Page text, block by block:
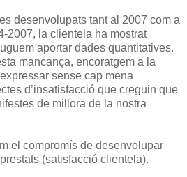
desenvolupats tant al 2007 com a
2007, la clientela ha mostrat
aportar dades quantitatives.
mancança, encoratgem a la
sense cap mena
d’insatisfacció que creguin que
de millora de la nostra
el compromís de desenvolupar
(satisfacció clientela).